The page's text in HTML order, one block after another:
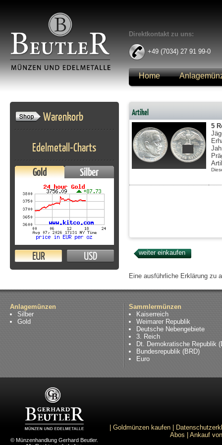
Direktkontakt zu uns:
+49 (7034) 27 91 99-0
Home
Warenkorb
Edelmetall-Charts
Gold Silber
EUR USD
Artikel
5
Eine ausführliche Erklärung zu
Anlagemünzen
Silber
Gold
Sammlermünzen
Kaiserreich
Weimarer Republik
Deutsche Nebengebiete
3. Reich
Dt. Demokratische Republik
Bundesrepublik (BRD)
Euro
© Münzenhandlung Gerhard Beutler.
Goldmünzen kaufen
Abos
Ankauf